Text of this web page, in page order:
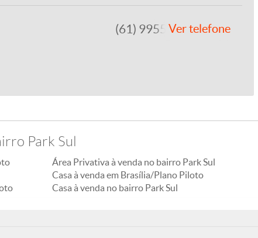
(61) 99557-8243
Ver telefone
Park Sul
Área Privativa à venda no bairro Park Sul
Casa à venda em Brasília/Plano Piloto
Casa à venda no bairro Park Sul